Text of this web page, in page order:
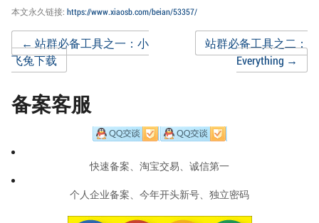
本文永久链接: https://www.xiaosb.com/beian/53357/
Post
navigation
← 站群必备工具之一：小
飞兔下载
站群必备工具之二：
Everything→
备案客服
快速备案、淘宝交易、诚信第一
个人企业备案、今年开头新号、独立密码